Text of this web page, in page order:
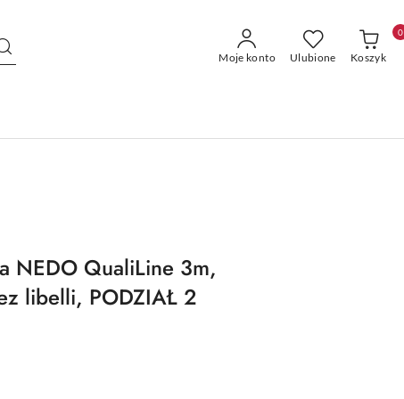
Moje konto Ulubione Koszyk
0
NEDO QualiLine 3m,
libelli, PODZIAŁ 2